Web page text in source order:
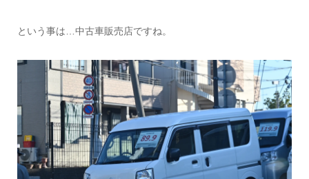
という事は…中古車販売店ですね。